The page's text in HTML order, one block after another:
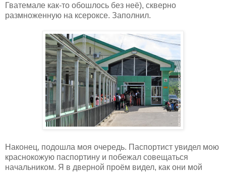
Гватемале как-то обошлось без неё), скверно
размноженную на ксероксе. Заполнил.
Наконец, подошла моя очередь. Паспортист увидел мою
краснокожую паспортину и побежал совещаться
начальником. Я в дверной проём видел, как они мой